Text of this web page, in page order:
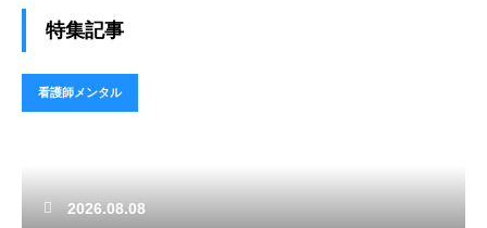
特集記事
看護師メンタル
2026.08.08